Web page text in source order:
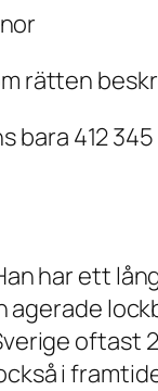
rätten
bara 412
har ett
agerade
oftast
i